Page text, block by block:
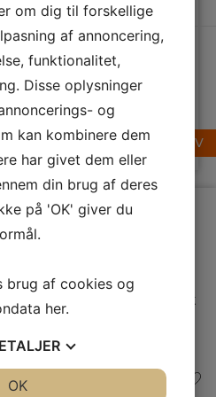
730
LÆG I KURV
354 m³/t, hvilket
effektivt fjerner
mad og damp fra
køkkenet. Den
motor og Ø 150
kanaltilslutning
luftcirkulation.
type
Maksimalt
udsugningsluft
(m3/h)
1.499,-
LÆG I KURV
om dig til forskellige
af annoncering,
funktionalitet,
Disse oplysninger
og
kan kombinere dem
har givet dem eller
din brug af deres
på 'OK' giver du
brug af cookies og
her.
OK